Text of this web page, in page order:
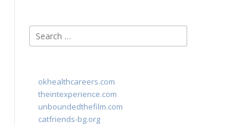
Search
for:
okhealthcareers.com
theintexperience.com
unboundedthefilm.com
catfriends-bg.org